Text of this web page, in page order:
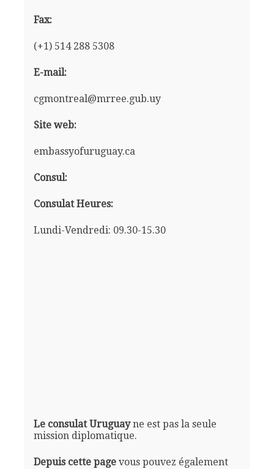
Fax:
(+1) 514 288 5308
E-mail:
cgmontreal@mrree.gub.uy
Site web:
embassyofuruguay.ca
Consul:
Consulat Heures:
Lundi-Vendredi: 09.30-15.30
Le consulat Uruguayne est pas la seule
mission diplomatique.
Depuis cette pagevous pouvez également